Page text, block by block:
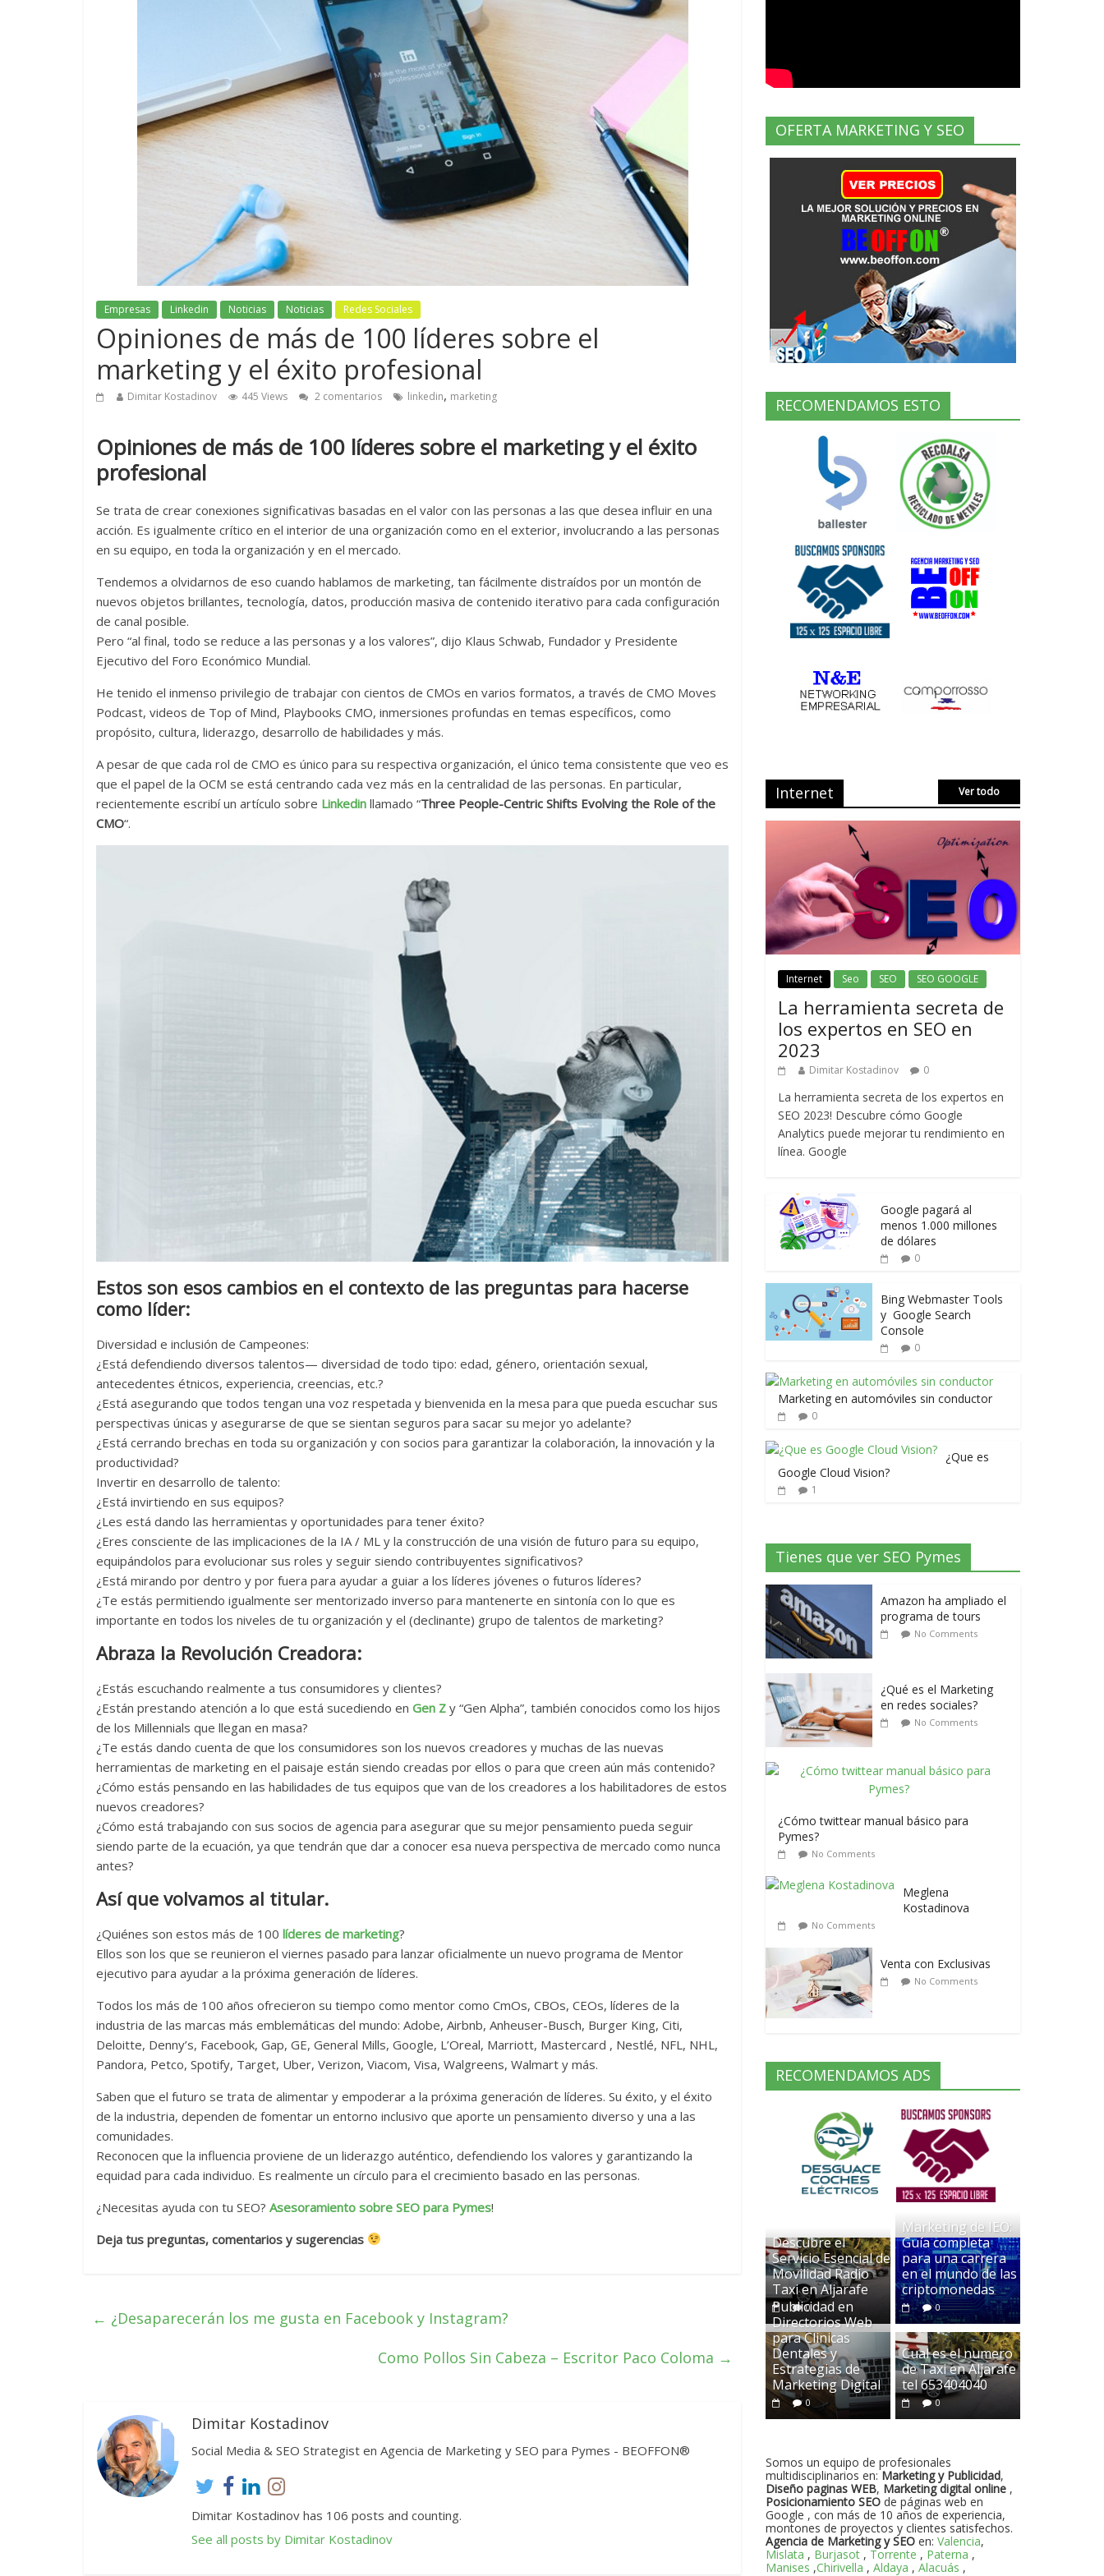
Empresas Linkedin Noticias Noticias Redes Sociales
Opiniones de más de 100 líderes sobre el
marketing y el éxito profesional
Dimitar Kostadinov 445 Views 2 comentarios linkedin, marketing
Opiniones de más de 100 líderes sobre el marketing y el éxito
profesional
Se trata de crear conexiones significativas basadas en el valor con las personas a las que desea influir en una
acción. Es igualmente crítico en el interior de una organización como en el exterior, involucrando a las personas
en su equipo, en toda la organización y en el mercado.
Tendemos a olvidarnos de eso cuando hablamos de marketing, tan fácilmente distraídos por un montón de
nuevos objetos brillantes, tecnología, datos, producción masiva de contenido iterativo para cada configuración
de canal posible.
Pero “al final, todo se reduce a las personas y a los valores”, dijo Klaus Schwab, Fundador y Presidente
Ejecutivo del Foro Económico Mundial.
He tenido el inmenso privilegio de trabajar con cientos de CMOs en varios formatos, a través de CMO Moves
Podcast, videos de Top of Mind, Playbooks CMO, inmersiones profundas en temas específicos, como
propósito, cultura, liderazgo, desarrollo de habilidades y más.
A pesar de que cada rol de CMO es único para su respectiva organización, el único tema consistente que veo es
que el papel de la OCM se está centrando cada vez más en la centralidad de las personas. En particular,
recientemente escribí un artículo sobre Linkedin llamado “Three People-Centric Shifts Evolving the Role of the
CMO“.
Estos son esos cambios en el contexto de las preguntas para hacerse
como líder:
Diversidad e inclusión de Campeones:
¿Está defendiendo diversos talentos— diversidad de todo tipo: edad, género, orientación sexual,
antecedentes étnicos, experiencia, creencias, etc.?
¿Está asegurando que todos tengan una voz respetada y bienvenida en la mesa para que pueda escuchar sus
perspectivas únicas y asegurarse de que se sientan seguros para sacar su mejor yo adelante?
¿Está cerrando brechas en toda su organización y con socios para garantizar la colaboración, la innovación y la
productividad?
Invertir en desarrollo de talento:
¿Está invirtiendo en sus equipos?
¿Les está dando las herramientas y oportunidades para tener éxito?
¿Eres consciente de las implicaciones de la IA / ML y la construcción de una visión de futuro para su equipo,
equipándolos para evolucionar sus roles y seguir siendo contribuyentes significativos?
¿Está mirando por dentro y por fuera para ayudar a guiar a los líderes jóvenes o futuros líderes?
¿Te estás permitiendo igualmente ser mentorizado inverso para mantenerte en sintonía con lo que es
importante en todos los niveles de tu organización y el (declinante) grupo de talentos de marketing?
Abraza la Revolución Creadora:
¿Estás escuchando realmente a tus consumidores y clientes?
¿Están prestando atención a lo que está sucediendo en Gen Z y “Gen Alpha”, también conocidos como los hijos
de los Millennials que llegan en masa?
¿Te estás dando cuenta de que los consumidores son los nuevos creadores y muchas de las nuevas
herramientas de marketing en el paisaje están siendo creadas por ellos o para que creen aún más contenido?
¿Cómo estás pensando en las habilidades de tus equipos que van de los creadores a los habilitadores de estos
nuevos creadores?
¿Cómo está trabajando con sus socios de agencia para asegurar que su mejor pensamiento pueda seguir
siendo parte de la ecuación, ya que tendrán que dar a conocer esa nueva perspectiva de mercado como nunca
antes?
Así que volvamos al titular.
¿Quiénes son estos más de 100 líderes de marketing?
Ellos son los que se reunieron el viernes pasado para lanzar oficialmente un nuevo programa de Mentor
ejecutivo para ayudar a la próxima generación de líderes.
Todos los más de 100 años ofrecieron su tiempo como mentor como CmOs, CBOs, CEOs, líderes de la
industria de las marcas más emblemáticas del mundo: Adobe, Airbnb, Anheuser-Busch, Burger King, Citi,
Deloitte, Denny’s, Facebook, Gap, GE, General Mills, Google, L’Oreal, Marriott, Mastercard , Nestlé, NFL, NHL,
Pandora, Petco, Spotify, Target, Uber, Verizon, Viacom, Visa, Walgreens, Walmart y más.
Saben que el futuro se trata de alimentar y empoderar a la próxima generación de líderes. Su éxito, y el éxito
de la industria, dependen de fomentar un entorno inclusivo que aporte un pensamiento diverso y una a las
comunidades.
Reconocen que la influencia proviene de un liderazgo auténtico, defendiendo los valores y garantizando la
equidad para cada individuo. Es realmente un círculo para el crecimiento basado en las personas.
¿Necesitas ayuda con tu SEO? Asesoramiento sobre SEO para Pymes!
Deja tus preguntas, comentarios y sugerencias
← ¿Desaparecerán los me gusta en Facebook y Instagram?
Como Pollos Sin Cabeza – Escritor Paco Coloma →
Dimitar Kostadinov
Social Media & SEO Strategist en Agencia de Marketing y SEO para Pymes - BEOFFON®
Dimitar Kostadinov has 106 posts and counting.
See all posts by Dimitar Kostadinov
OFERTA MARKETING Y SEO
RECOMENDAMOS ESTO
Internet Ver todo
Internet Seo SEO SEO GOOGLE
La herramienta secreta de
los expertos en SEO en
2023
Dimitar Kostadinov 0
La herramienta secreta de los expertos en
SEO 2023! Descubre cómo Google
Analytics puede mejorar tu rendimiento en
línea. Google
Google pagará al
menos 1.000 millones
de dólares
0
Bing Webmaster Tools
y Google Search
Console
0
Marketing en automóviles sin conductor
0
¿Que es
Google Cloud Vision?
1
Tienes que ver SEO Pymes
Amazon ha ampliado el
programa de tours
No Comments
¿Qué es el Marketing
en redes sociales?
No Comments
¿Cómo twittear manual básico para
Pymes?
No Comments
Meglena
Kostadinova
No Comments
Venta con Exclusivas
No Comments
RECOMENDAMOS ADS
Descubre el
Servicio Esencial de
Movilidad Radio
Taxi en Aljarafe
0
Marketing de IEO:
Guía completa
para una carrera
en el mundo de las
criptomonedas
0
Publicidad en
Directorios Web
para Clinicas
Dentales y
Estrategias de
Marketing Digital
0
Cual es el numero
de Taxi en Aljarafe
tel 653404040
0
Somos un equipo de profesionales
multidisciplinarios en:Marketing y Publicidad,
Diseño paginas WEB, Marketing digital online ,
Posicionamiento SEO de páginas web en
Google , con más de 10 años de experiencia,
montones de proyectos y clientes satisfechos.
Agencia de Marketing y SEO en: Valencia,
Mislata , Burjasot , Torrente , Paterna ,
Manises ,Chirivella , Aldaya , Alacuás ,